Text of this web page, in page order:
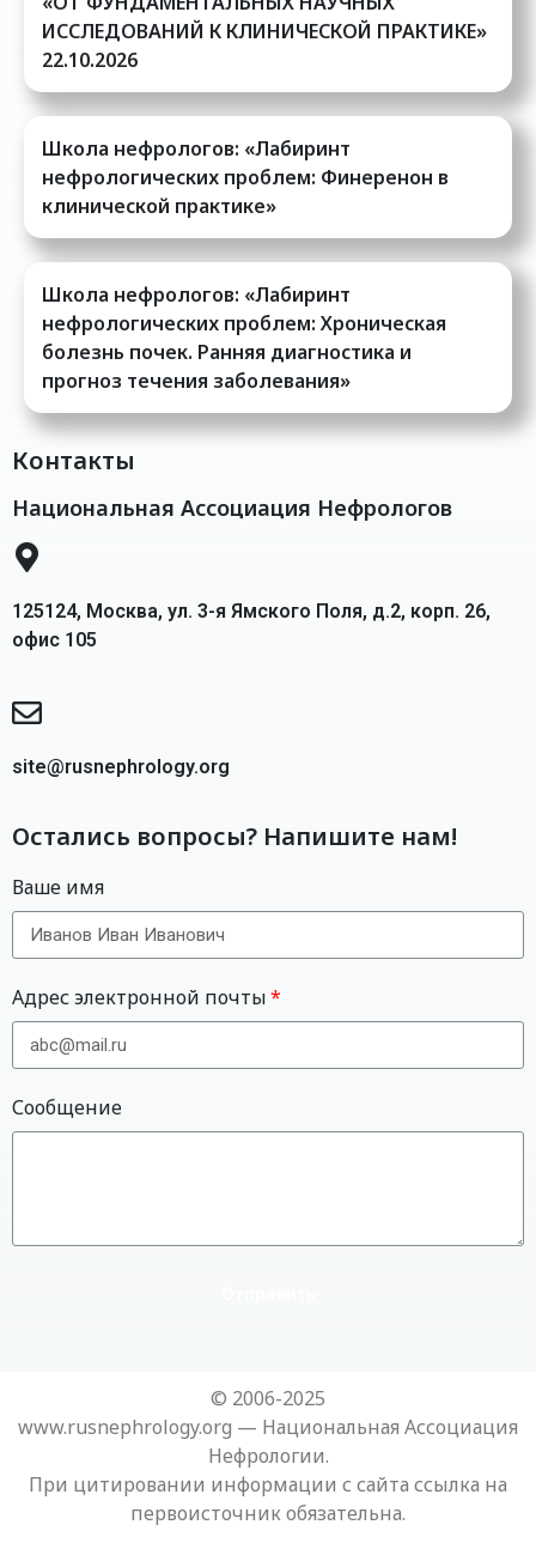
ИССЛЕДОВАНИЙ К КЛИНИЧЕСКОЙ ПРАКТИКЕ»
22.10.2026
Школа нефрологов: «Лабиринт
нефрологических проблем: Финеренон в
клинической практике»
Школа нефрологов: «Лабиринт
нефрологических проблем: Хроническая
болезнь почек. Ранняя диагностика и
прогноз течения заболевания»
Контакты
Национальная Ассоциация Нефрологов
125124, Москва, ул. 3-я Ямского Поля, д.2, корп. 26,
офис 105
site@rusnephrology.org
Остались вопросы? Напишите нам!
Ваше имя
Адрес электронной почты
Сообщение
© 2006-2025
www.rusnephrology.org — Национальная Ассоциация
Нефрологии.
При цитировании информации с сайта ссылка на
первоисточник обязательна.